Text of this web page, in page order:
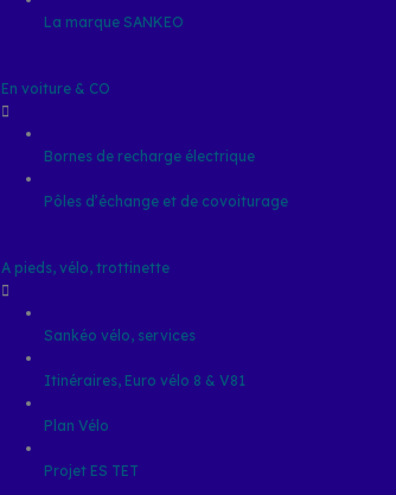
La marque SANKEO
En voiture & CO
Bornes de recharge électrique
Pôles d’échange et de covoiturage
A pieds, vélo, trottinette
Sankéo vélo, services
Itinéraires, Euro vélo 8 & V81
Plan Vélo
Projet ES TET